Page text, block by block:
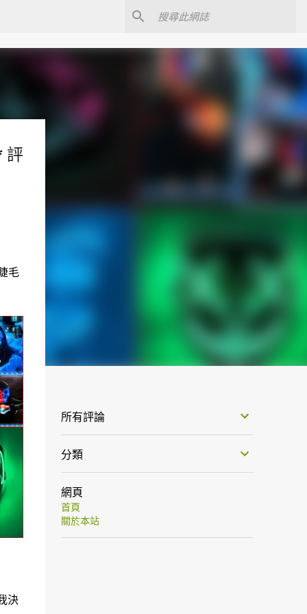
評
毛
決
所有評論
分類
網頁
首頁
關於本站